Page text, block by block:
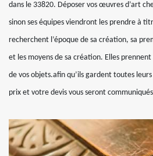
dans le 33820. Déposer vos œuvres d’art
sinon ses équipes viendront les prendre à
recherchent l’époque de sa création, sa
et les moyens de sa création. Elles
de vos objets.afin qu’ils gardent toutes
prix et votre devis vous seront